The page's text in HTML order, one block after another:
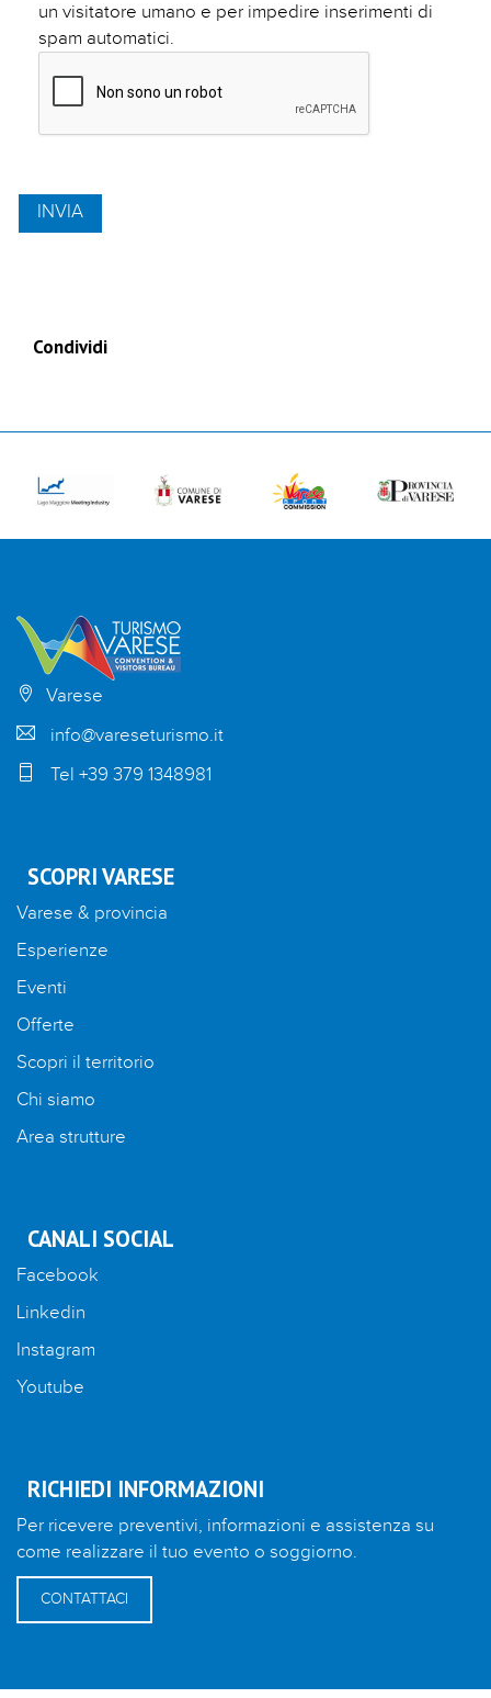
un visitatore umano e per impedire inserimenti di
spam automatici.
Condividi
Varese
info@vareseturismo.it
Tel +39 379 1348981
SCOPRI VARESE
Varese & provincia
Esperienze
Eventi
Offerte
Scopri il territorio
Chi siamo
Area strutture
CANALI SOCIAL
Facebook
Linkedin
Instagram
Youtube
RICHIEDI INFORMAZIONI
Per ricevere preventivi, informazioni e assistenza su
come realizzare il tuo evento o soggiorno.
CONTATTACI